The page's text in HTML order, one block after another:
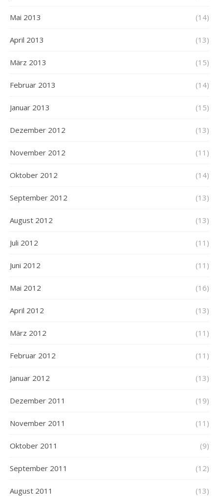
Mai 2013 (14)
April 2013 (13)
März 2013 (15)
Februar 2013 (14)
Januar 2013 (15)
Dezember 2012 (13)
November 2012 (11)
Oktober 2012 (14)
September 2012 (13)
August 2012 (13)
Juli 2012 (11)
Juni 2012 (11)
Mai 2012 (16)
April 2012 (13)
März 2012 (11)
Februar 2012 (11)
Januar 2012 (13)
Dezember 2011 (19)
November 2011 (11)
Oktober 2011 (9)
September 2011 (12)
August 2011 (13)